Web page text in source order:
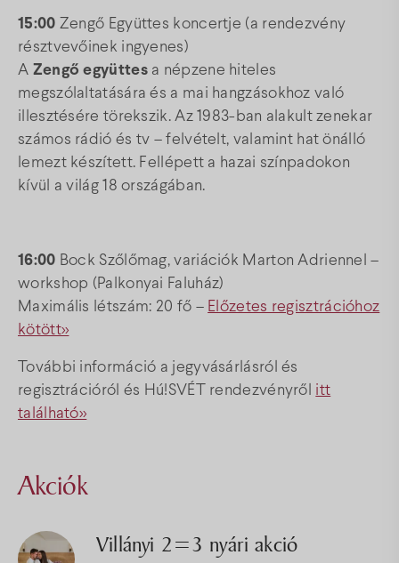
15:00 Zengő Együttes koncertje (a rendezvény
résztvevőinek ingyenes)
A Zengő együttesa népzene hiteles
megszólaltatására és a mai hangzásokhoz való
illesztésére törekszik. Az 1983-ban alakult zenekar
számos rádió és tv – felvételt, valamint hat önálló
lemezt készített. Fellépett a hazai színpadokon
kívül a világ 18 országában.
16:00 Bock Szőlőmag, variációk Marton Adriennel –
workshop (Palkonyai Faluház)
Maximális létszám: 20 fő – Előzetes regisztrációhoz
kötött>>
További információ a jegyvásárlásról és
regisztrációról és Hú!SVÉT rendezvényről itt
található>>
Akciók
Villányi 2=3 nyári akció